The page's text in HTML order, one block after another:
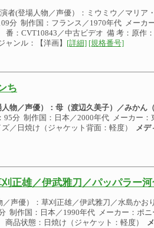
(登場人物／声優）：ミウミウ／マリア
制作国：フランス／1970年代 メーカ
：CVT10843／中古ビデオ 備 考：原作
ャンル：【洋画】 [詳細] [規格番号]
ち
物／声優）： 母（渡辺久美子）／みかん
分 制作国：日本／2000年代 メーカー
／日焼け（ジャケット背面：軽度） メデ
正雄／伊武雅刀／パッパラー河
声優）：草刈正雄／伊武雅刀／水島かお
制作国：日本／1990年代 メーカー：ポ
品状態：日焼け（ジャケット：軽度）